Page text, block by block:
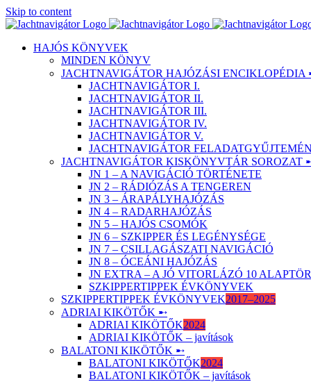
Skip to content
HAJÓS KÖNYVEK
MINDEN KÖNYV
JACHTNAVIGÁTOR HAJÓZÁSI ENCIKLOPÉDIA
JACHTNAVIGÁTOR I.
JACHTNAVIGÁTOR II.
JACHTNAVIGÁTOR III.
JACHTNAVIGÁTOR IV.
JACHTNAVIGÁTOR V.
JACHTNAVIGÁTOR
JACHTNAVIGÁTOR KISKÖNYVTÁR SOROZAT
JN 1 – A NAVIGÁCIÓ TÖRTÉNETE
JN 2 – RÁDIÓZÁS A TENGEREN
JN 3 – ÁRAPÁLYHAJÓZÁS
JN 4 – RADARHAJÓZÁS
JN 5 – HAJÓS CSOMÓK
JN 6 – SZKIPPER ÉS LEGÉNYSÉGE
JN 7 – CSILLAGÁSZATI NAVIGÁCIÓ
JN 8 – ÓCEÁNI HAJÓZÁS
JN EXTRA – A JÓ VITORLÁZÓ 10
SZKIPPERTIPPEK ÉVKÖNYVEK
SZKIPPERTIPPEK ÉVKÖNYVEK2017–2025
ADRIAI KIKÖTŐK ➸
ADRIAI KIKÖTŐK2024
ADRIAI KIKÖTŐK – javítások
BALATONI KIKÖTŐK ➸
BALATONI KIKÖTŐK2024
BALATONI KIKÖTŐK – javítások